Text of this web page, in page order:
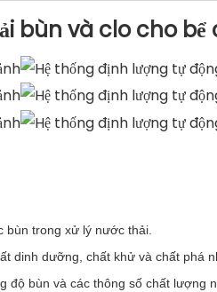
bùn và clo cho bể
trong xử lý nước thải.
dinh dưỡng, chất khử và chất phá
độ bùn và các thông số chất lượng